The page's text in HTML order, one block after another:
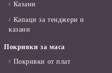
Казани
Капаци за тенджери и
казани
Покривки за маса
Покривки от плат